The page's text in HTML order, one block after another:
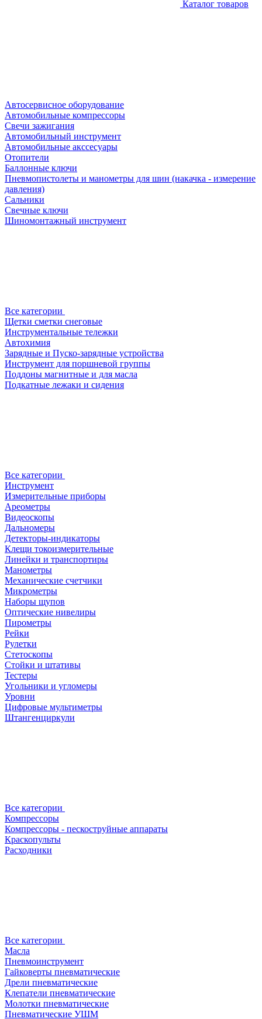
Каталог товаров
Автосервисное оборудование
Автомобильные компрессоры
Свечи зажигания
Автомобильный инструмент
Автомобильные акссесуары
Отопители
Баллонные ключи
Пневмопистолеты и манометры для шин (накачка - измерение
давления)
Сальники
Свечные ключи
Шиномонтажный инструмент
Все категории
Щетки сметки снеговые
Инструментальные тележки
Автохимия
Зарядные и Пуско-зарядные устройства
Инструмент для поршневой группы
Поддоны магнитные и для масла
Подкатные лежаки и сидения
Все категории
Инструмент
Измерительные приборы
Ареометры
Видеоскопы
Дальномеры
Детекторы-индикаторы
Клещи токоизмерительные
Линейки и транспортиры
Манометры
Механические счетчики
Микрометры
Наборы щупов
Оптические нивелиры
Пирометры
Рейки
Рулетки
Стетоскопы
Стойки и штативы
Тестеры
Угольники и угломеры
Уровни
Цифровые мультиметры
Штангенциркули
Все категории
Компрессоры
Компрессоры - пескоструйные аппараты
Краскопульты
Расходники
Все категории
Масла
Пневмоинструмент
Гайковерты пневматические
Дрели пневматические
Клепатели пневматические
Молотки пневматические
Пневматические УШМ